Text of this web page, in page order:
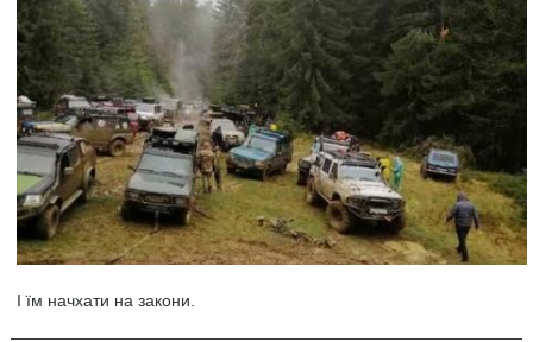
І їм начхати на закони.